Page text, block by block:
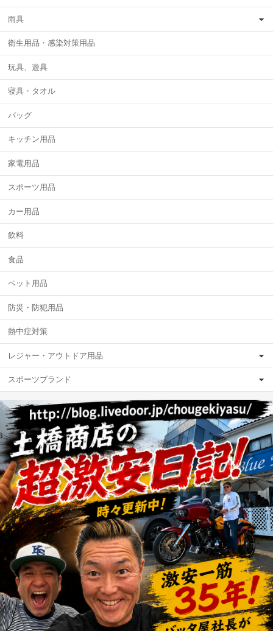
雨具
衛生用品・感染対策用品
玩具、遊具
寝具・タオル
バッグ
キッチン用品
家電用品
スポーツ用品
カー用品
飲料
食品
ペット用品
防災・防犯用品
熱中症対策
レジャー・アウトドア用品
スポーツブランド